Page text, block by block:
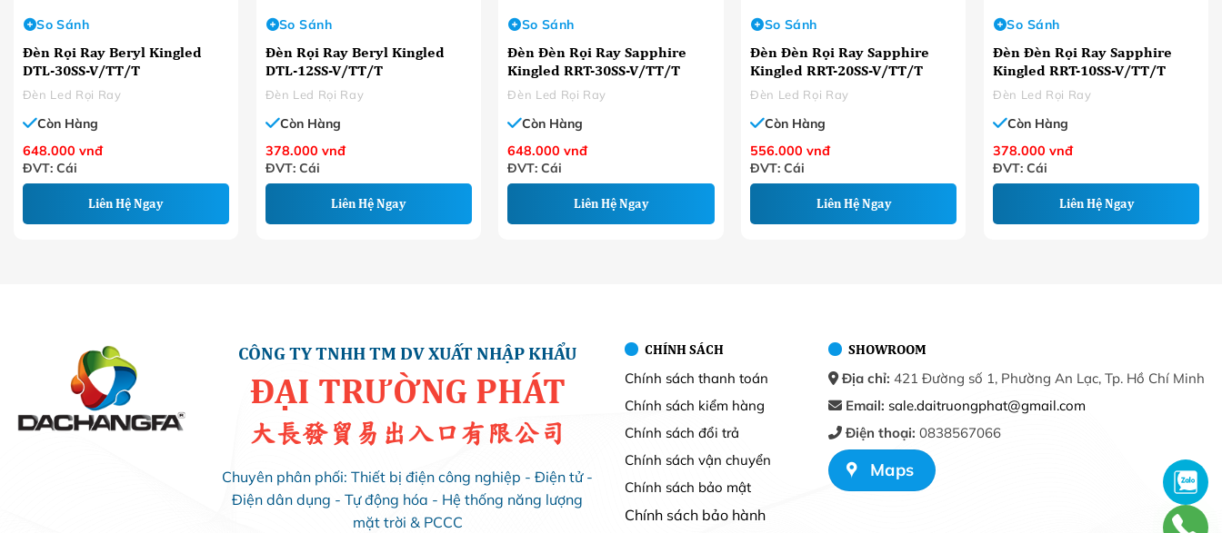
Đèn Led Rọi Ray
Đèn Rọi Ray Beryl Kingled
DTL-30SS-V/TT/T
So Sánh
Còn Hàng
648.000 vnđ
ĐVT: Cái
Liên Hệ Ngay
Đèn Led Rọi Ray
Đèn Rọi Ray Beryl Kingled
DTL-12SS-V/TT/T
So Sánh
Còn Hàng
378.000 vnđ
ĐVT: Cái
Liên Hệ Ngay
Đèn Led Rọi Ray
Đèn Đèn Rọi Ray Sapphire
Kingled RRT-30SS-V/TT/T
So Sánh
Còn Hàng
648.000vnđ
ĐVT: Cái
Liên Hệ Ngay
Đèn Led Rọi Ray
Đèn Đèn Rọi Ray Sapphire
Kingled RRT-20SS-V/TT/T
So Sánh
Còn Hàng
556.000vnđ
ĐVT: Cái
Liên Hệ Ngay
Đèn Led Rọi Ray
Đèn Đèn Rọi Ray Sapphire
Kingled RRT-10SS-V/TT/T
So Sánh
Còn Hàng
378.000 vnđ
ĐVT: Cái
Liên Hệ Ngay
CÔNG TY TNHH TM DV XUẤT NHẬP KHẨU
ĐẠI TRƯỜNG PHÁT
大長發貿易出入口有限公司
Chuyên phân phối: Thiết bị điện công nghiệp - Điện tử -
Điện dân dụng - Tự động hóa - Hệ thống năng lượng
mặt trời & PCCC
CHÍNH SÁCH
Chính sách thanh toán
Chính sách kiểm hàng
Chính sách đổi trả
Chính sách vận chuyển
Chính sách bảo mật
Chính sách bảo hành
SHOWROOM
Địa chỉ: 421 Đường số 1, Phường An Lạc, Tp. Hồ Chí Minh
Email: sale.daitruongphat@gmail.com
Điện thoại: 0838567066
Maps